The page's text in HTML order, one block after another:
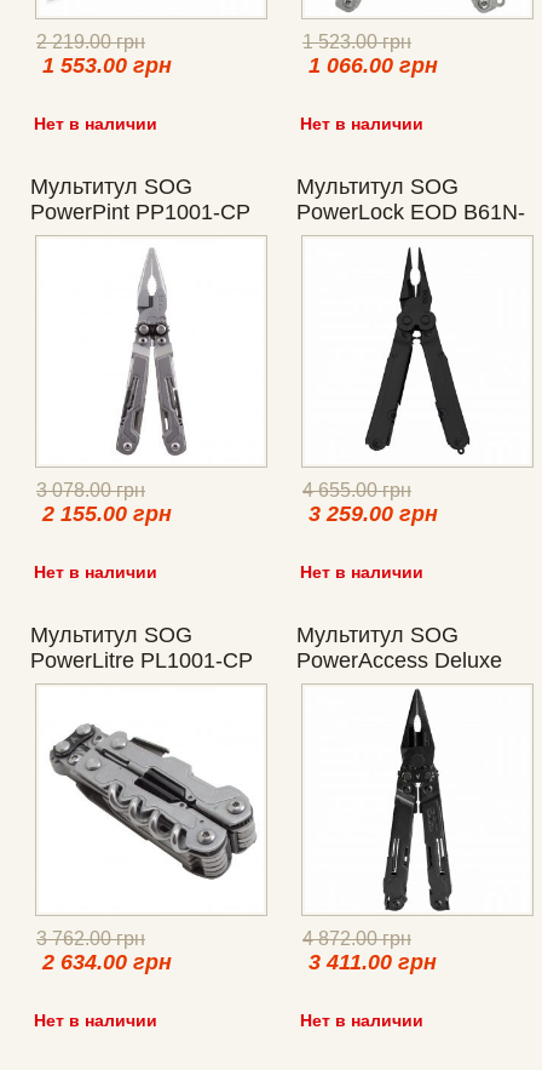
2 219.00 грн
1 553.00 грн
Нет в наличии
1 523.00 грн
1 066.00 грн
Нет в наличии
Мультитул SOG
PowerPint PP1001-CP
3 078.00 грн
2 155.00 грн
Нет в наличии
Мультитул SOG
PowerLock EOD B61N-
CP
4 655.00 грн
3 259.00 грн
Нет в наличии
Мультитул SOG
PowerLitre PL1001-CP
3 762.00 грн
2 634.00 грн
Нет в наличии
Мультитул SOG
PowerAccess Deluxe
PA2002-CP
4 872.00 грн
3 411.00 грн
Нет в наличии